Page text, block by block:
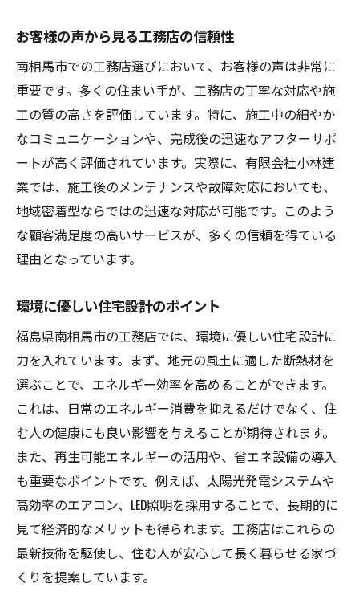
施主の声で見る施工の流れ
地元工務店が築く信頼関係
トラブルを未然に防ぐ施工管理
エコ住宅の実例とそのメリット
南相馬市での平家設計工務店選びで知っておき
たいポイント
平家設計のトレンドと特徴
工務店の設計力を評価する方法
相談時に確認すべき重要項目
地震対策に強い工務店の選び方
未来を見据えた設計のヒント
工務店選びが決め手南相馬市で実現する理想の
平家
地元密着の工務店が提供する安心感
ライフスタイルに合った平家設計の選び方
設計から施工まで一貫したサポート体制
コスト管理と予算内での理想の実現
地元の素材を活かした住宅づくり
未来の家族像を描くデザイン提案
福島県南相馬市の工務店平家設計の魅力を徹底
お客様の声から見る工務店の信頼性
南相馬市での工務店選びにおいて、お客様の声は非常に
重要です。多くの住まい手が、工務店の丁寧な対応や施
工の質の高さを評価しています。特に、施工中の細やか
なコミュニケーションや、完成後の迅速なアフターサポ
ートが高く評価されています。実際に、有限会社小林建
業では、施工後のメンテナンスや故障対応においても、
地域密着型ならではの迅速な対応が可能です。このよう
な顧客満足度の高いサービスが、多くの信頼を得ている
理由となっています。
環境に優しい住宅設計のポイント
福島県南相馬市の工務店では、環境に優しい住宅設計に
力を入れています。まず、地元の風土に適した断熱材を
選ぶことで、エネルギー効率を高めることができます。
これは、日常のエネルギー消費を抑えるだけでなく、住
む人の健康にも良い影響を与えることが期待されます。
また、再生可能エネルギーの活用や、省エネ設備の導入
も重要なポイントです。例えば、太陽光発電システムや
高効率のエアコン、LED照明を採用することで、長期的に
見て経済的なメリットも得られます。工務店はこれらの
最新技術を駆使し、住む人が安心して長く暮らせる家づ
くりを提案しています。